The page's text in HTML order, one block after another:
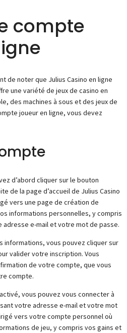
compte
de noter que Julius Casino en ligne
une variété de jeux de casino en
des machines à sous et des jeux de
joueur en ligne, vous devez
d’abord cliquer sur le bouton
de la page d’accueil de Julius Casino
vers une page de création de
informations personnelles, y compris
e-mail et votre mot de passe.
informations, vous pouvez cliquer sur
valider votre inscription. Vous
de votre compte, que vous
compte.
vous pouvez vous connecter à
votre adresse e-mail et votre mot
vers votre compte personnel où
de jeu, y compris vos gains et